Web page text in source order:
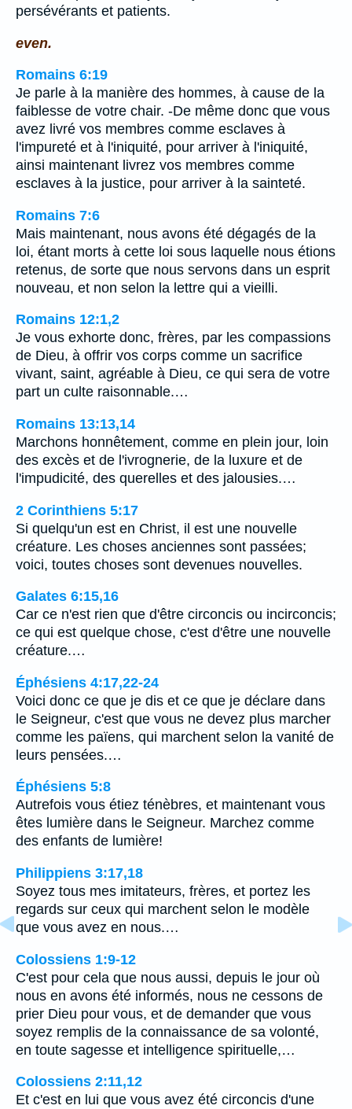
persévérants et patients.
even.
Romains 6:19
Je parle à la manière des hommes, à cause de la
faiblesse de votre chair. -De même donc que vous
avez livré vos membres comme esclaves à
l'impureté et à l'iniquité, pour arriver à l'iniquité,
ainsi maintenant livrez vos membres comme
esclaves à la justice, pour arriver à la sainteté.
Romains 7:6
Mais maintenant, nous avons été dégagés de la
loi, étant morts à cette loi sous laquelle nous étions
retenus, de sorte que nous servons dans un esprit
nouveau, et non selon la lettre qui a vieilli.
Romains 12:1,2
Je vous exhorte donc, frères, par les compassions
de Dieu, à offrir vos corps comme un sacrifice
vivant, saint, agréable à Dieu, ce qui sera de votre
part un culte raisonnable.…
Romains 13:13,14
Marchons honnêtement, comme en plein jour, loin
des excès et de l'ivrognerie, de la luxure et de
l'impudicité, des querelles et des jalousies.…
2 Corinthiens 5:17
Si quelqu'un est en Christ, il est une nouvelle
créature. Les choses anciennes sont passées;
voici, toutes choses sont devenues nouvelles.
Galates 6:15,16
Car ce n'est rien que d'être circoncis ou incirconcis;
ce qui est quelque chose, c'est d'être une nouvelle
créature.…
Éphésiens 4:17,22-24
Voici donc ce que je dis et ce que je déclare dans
le Seigneur, c'est que vous ne devez plus marcher
comme les païens, qui marchent selon la vanité de
leurs pensées.…
Éphésiens 5:8
Autrefois vous étiez ténèbres, et maintenant vous
êtes lumière dans le Seigneur. Marchez comme
des enfants de lumière!
Philippiens 3:17,18
Soyez tous mes imitateurs, frères, et portez les
regards sur ceux qui marchent selon le modèle
que vous avez en nous.…
Colossiens 1:9-12
C'est pour cela que nous aussi, depuis le jour où
nous en avons été informés, nous ne cessons de
prier Dieu pour vous, et de demander que vous
soyez remplis de la connaissance de sa volonté,
en toute sagesse et intelligence spirituelle,…
Colossiens 2:11,12
Et c'est en lui que vous avez été circoncis d'une